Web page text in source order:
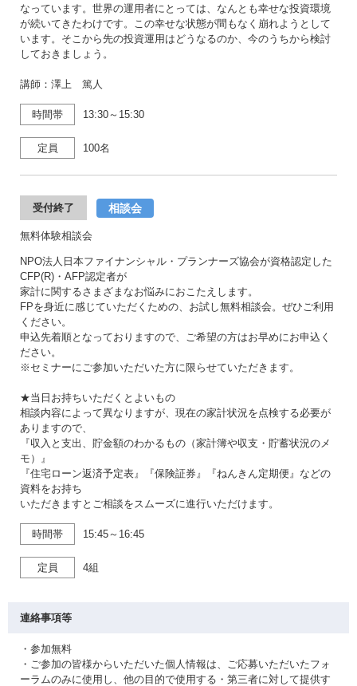
なっています。世界の運用者にとっては、なんとも幸せな投資環境
が続いてきたわけです。この幸せな状態が間もなく崩れようとして
います。そこから先の投資運用はどうなるのか、今のうちから検討
しておきましょう。
講師：澤上 篤人
時間帯 13:30～15:30
定員 100名
受付終了 相談会
無料体験相談会
NPO法人日本ファイナンシャル・プランナーズ協会が資格認定した
CFP(R)・AFP認定者が
家計に関するさまざまなお悩みにおこたえします。
FPを身近に感じていただくための、お試し無料相談会。ぜひご利用
ください。
申込先着順となっておりますので、ご希望の方はお早めにお申込く
ださい。
※セミナーにご参加いただいた方に限らせていただきます。
★当日お持ちいただくとよいもの
相談内容によって異なりますが、現在の家計状況を点検する必要が
ありますので、
『収入と支出、貯金額のわかるもの（家計簿や収支・貯蓄状況のメ
モ）』
『住宅ローン返済予定表』『保険証券』『ねんきん定期便』などの
資料をお持ち
いただきますとご相談をスムーズに進行いただけます。
時間帯 15:45～16:45
定員 4組
連絡事項等
・参加無料
・ご参加の皆様からいただいた個人情報は、ご応募いただいたフォ
ーラムのみに使用し、他の目的で使用する・第三者に対して提供す